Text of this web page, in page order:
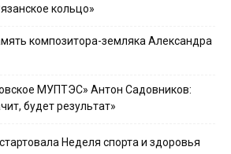
кольцо»
композитора-земляка Александра
МУПТЭС» Антон Садовников:
будет результат»
Неделя спорта и здоровья